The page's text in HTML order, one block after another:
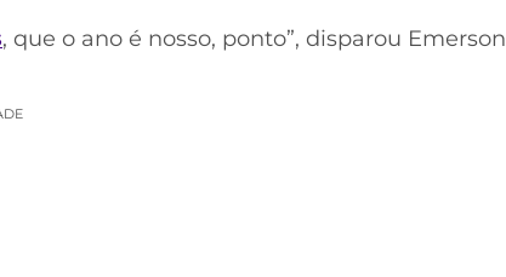
, que o ano é nosso, ponto”, disparou Emerson